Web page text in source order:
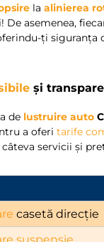
la alinierea
De asemenea,
ți siguranța
și
de lustruire auto
a oferi tarife
servicii și
casetă direcție